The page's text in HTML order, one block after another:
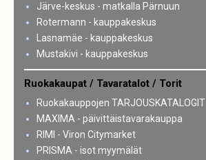
Järve-keskus - matkalla Pärnuun
Rotermann - kauppakeskus
Lasnamäe - kauppakeskus
Mustakivi - kauppakeskus
Ruokakaupat / Tavaratalot / Torit
Ruokakauppojen TARJOUSKATALOGIT
MAXIMA - päivittäistavarakauppa
RIMI - Viron Citymarket
PRISMA - isot myymälät